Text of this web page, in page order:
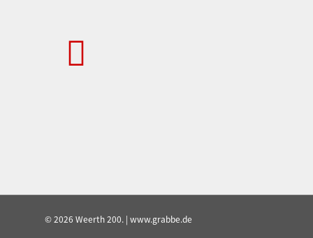
© 2026 Weerth 200. | www.grabbe.de